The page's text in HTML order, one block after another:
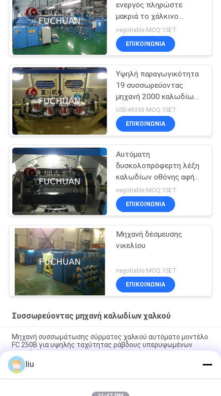
ενεργός πληρώστε
μακριά το χάλκινο
καλώδιο που στρίβει τη
μηχανή εύκολη
λειτουργία
negotiable MOQ:1SET
ΕΠΙΚΟΙΝΩΝΊΑ
Υψηλή παραγωγικότητα
19 συσσωρεύοντας
μηχανή 2000 καλωδίων
χαλκού PC ελεγκτής
PLC περιστροφής/
λεπτό
USD49330 MOQ:1SET
ΕΠΙΚΟΙΝΩΝΊΑ
Αυτόματη
δυσκολοπρόφερτη λέξη
καλωδίων οθόνης αφής
για το σμαλτωμένο
καλώδιο/τα γυμνά
καλώδια χαλκού
negotiable MOQ:1SET
ΕΠΙΚΟΙΝΩΝΊΑ
Μηχανή δέσμευσης
νικελίου
negotiable MOQ:1SET
ΕΠΙΚΟΙΝΩΝΊΑ
Συσσωρεύοντας μηχανή καλωδίων χαλκού
Μηχανή συσσωμάτωσης σύρματος χαλκού αυτόματο μοντέλο
FC 250B για υψηλής ταχύτητας ράβδους υπερυψωμένων
αγωγών
Φουτσούαν 800 Μεγάλη ταχύτητα Χαλκό Wire Double
Twisting Stranding Bunching Machine
liu